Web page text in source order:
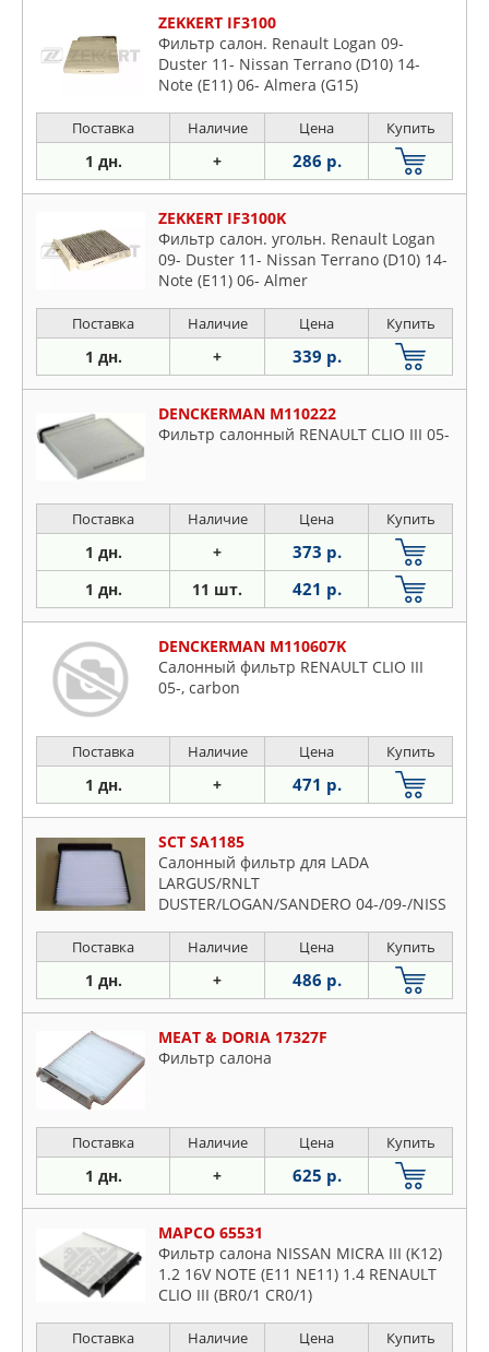
ZEKKERT IF3100
Фильтр салон. Renault Logan 09-
Duster 11- Nissan Terrano (D10) 14-
Note (E11) 06- Almera (G15)
Поставка Наличие Цена Купить
1 дн. + 286 р.
ZEKKERT IF3100K
Фильтр салон. угольн. Renault Logan
09- Duster 11- Nissan Terrano (D10) 14-
Note (E11) 06- Almer
Поставка Наличие Цена Купить
1 дн. + 339 р.
DENCKERMAN M110222
Фильтр салонный RENAULT CLIO III 05-
Поставка Наличие Цена Купить
1 дн. + 373 р.
1 дн. 11 шт. 421 р.
DENCKERMAN M110607K
Салонный фильтр RENAULT CLIO III
05-, carbon
Поставка Наличие Цена Купить
1 дн. + 471 р.
SCT SA1185
Салонный фильтр для LADA
LARGUS/RNLT
DUSTER/LOGAN/SANDERO 04-/09-/NISS
Поставка Наличие Цена Купить
1 дн. + 486 р.
MEAT & DORIA 17327F
Фильтр салона
Поставка Наличие Цена Купить
1 дн. + 625 р.
MAPCO 65531
Фильтр салона NISSAN MICRA III (K12)
1.2 16V NOTE (E11 NE11) 1.4 RENAULT
CLIO III (BR0/1 CR0/1)
Поставка Наличие Цена Купить